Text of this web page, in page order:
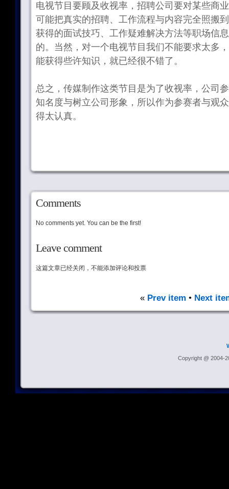
电视节目要顾及收视率，招聘公司要对某些商
可能把真实的招聘、工作流程与内容完全照搬
获得的面试技巧、工作疑难解决方法等职场信
的。当然，对一个电视节目我们不能要求太多
能获得些许知识，就已经很不错了。
总之，传媒制作这类节目是为了收视率，公司
知名度与树立公司形象，所以作为参赛者与观
得太认真。
Comments
No comments yet. You can be the first!
Leave comment
这篇文章已经关闭，不能添加评论和投票
« Prev item • Next
Copyright @ 2004-